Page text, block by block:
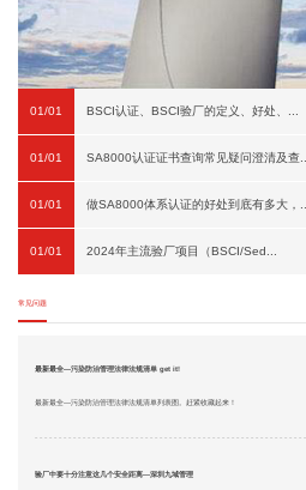
01/01 BSCI认证、BSCI验厂的定义、好处、...
01/01 SA8000认证证书查询常见疑问澄清及查...
01/01 做SA8000体系认证的好处到底有多大，...
01/01 2024年主流验厂项目（BSCI/Sed...
常见问题
最新最全—污染防治管理法律法规清单 get it!
最新最全—污染防治管理法律法规清单列表图。赶紧收藏起来！
验厂中要十分注意这几个安全距离—深圳九域管理